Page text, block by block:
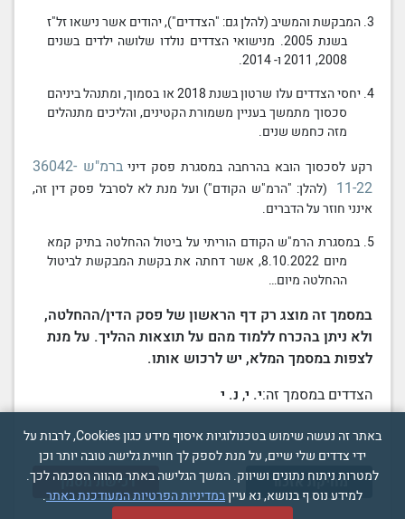
3. המבקשת והמשיב (להלן גם: "הצדדים"), יהודים אשר נישאו זל"ז
בשנת 2005. מנישואי הצדדים נולדו שלושה ילדים בשנים
2008, 2011 ו- 2014.
4. יחסי הצדדים עלו שרטון בשנת 2018 או בסמוך, ומתנהל ביניהם
סכסוך מתמשך בעניין משמורתהקטינים, והליכים מתנהלים
מזה כחמש שנים.
רקע לסכסוך הובא בהרחבה במסגרת פסק דיני
ברמ"ש 36042-
11-22 (להלן: "הרמ"ש הקודם") ועל מנת לא לסרבל פסק דין זה,
אינני חוזר על הדברים.
5. במסגרת הרמ"ש הקודם הוריתי על ביטול ההחלטה בתיק קמא
מיום 8.10.2022, אשר דחתה את בקשת המבקשת לביטול
ההחלטה מיום…
במסמך זה מוצג רק דף הראשון של פסק הדין/ההחלטה,
ולא ניתן בהכרח ללמוד מהם על תוצאות ההליך. על מנת
לצפות במסמך המלא, יש לרכוש אותו.
הצדדים במסמך זה:י. י, נ. י
מחיקת אזכור רכישת מסמך
באתר זה נעשה שימוש בטכנולוגיות איסוף מידע כגון Cookies, לרבות על
ידי צדדים שלי שיים, על מנת לספק לך חוויית גלישה טובה יותר וכן
למטרות ניתוח נתונים ושיווק. המשך הגלישה באתר מהווה הסכמה לכך.
למידע נוס ף בנושא, נא עייןבמדיניות הפרטיות המעודכנת באתר.